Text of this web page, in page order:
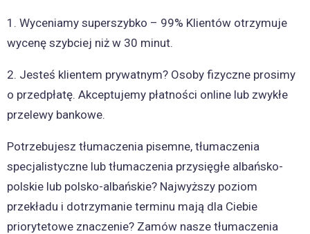
1. Wyceniamy superszybko – 99% Klientów otrzymuje
wycenę szybciej niż w 30 minut.
2. Jesteś klientem prywatnym? Osoby fizyczne prosimy
o przedpłatę. Akceptujemy płatności online lub zwykłe
przelewy bankowe.
Potrzebujesz tłumaczenia pisemne, tłumaczenia
specjalistyczne lub tłumaczenia przysięgłe albańsko-
polskie lub polsko-albańskie? Najwyższy poziom
przekładu i dotrzymanie terminu mają dla Ciebie
priorytetowe znaczenie? Zamów nasze tłumaczenia